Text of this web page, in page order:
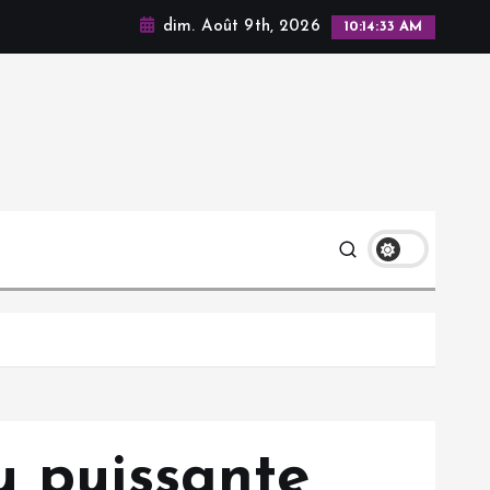
dim. Août 9th, 2026 10:14:34 AM